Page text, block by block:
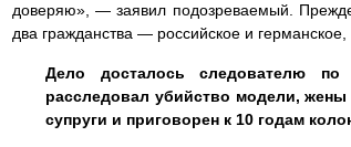
доверяю», — заявил подозреваемый.
два гражданства — российское и германское,
Дело досталось следователю
расследовал убийство модели,
супруги и приговорен к 10 годам